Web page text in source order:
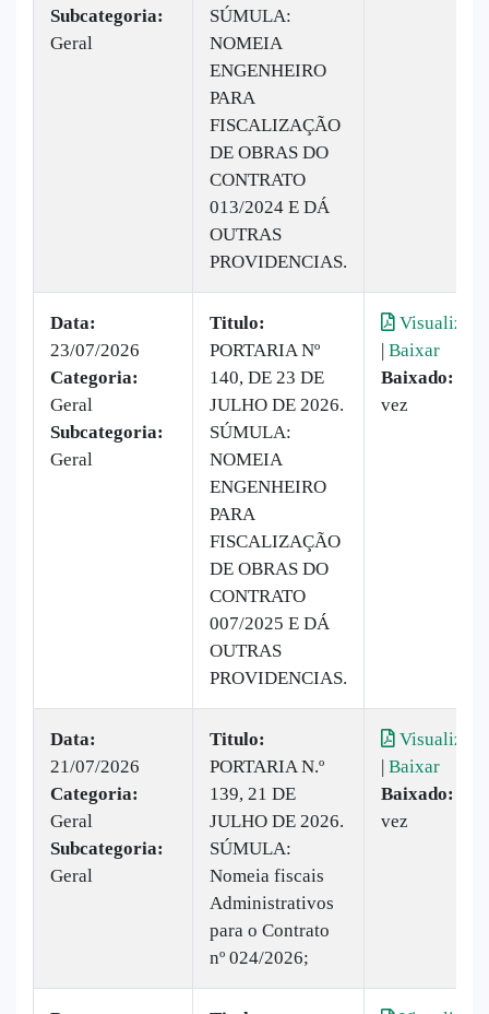
Subcategoria:
Geral
SÚMULA:
NOMEIA
ENGENHEIRO
PARA
FISCALIZAÇÃO
DE OBRAS DO
CONTRATO
013/2024 E DÁ
OUTRAS
PROVIDENCIAS.
Data:
23/07/2026
Categoria:
Geral
Subcategoria:
Geral
Titulo:
PORTARIA Nº
140, DE 23 DE
JULHO DE 2026.
SÚMULA:
NOMEIA
ENGENHEIRO
PARA
FISCALIZAÇÃO
DE OBRAS DO
CONTRATO
007/2025 E DÁ
OUTRAS
PROVIDENCIAS.
Visualizar
| Baixar
Baixado:
vez
Data:
21/07/2026
Categoria:
Geral
Subcategoria:
Geral
Titulo:
PORTARIA N.º
139, 21 DE
JULHO DE 2026.
SÚMULA:
Nomeia fiscais
Administrativos
para o Contrato
nº 024/2026;
Visualizar
| Baixar
Baixado:
vez